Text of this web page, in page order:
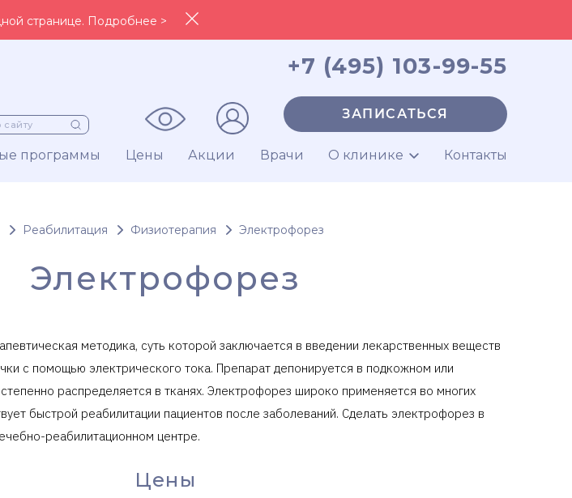
странице. Подробнее >
+7 (495) 103-99-55
ЗАПИСАТЬСЯ
программы Цены Акции Врачи О клинике Контакты
Реабилитация Физиотерапия Электрофорез
Электрофорез
методика, суть которой заключается в введении лекарственных веществ
с помощью электрического тока. Препарат депонируется в подкожном или
распределяется в тканях. Электрофорез широко применяется во многих
быстрой реабилитации пациентов после заболеваний. Сделать электрофорез в
реабилитационном центре.
Цены